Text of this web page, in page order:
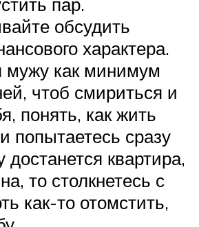
обсудить
характера.
мужу как минимум
чтоб смириться и
понять, как жить
попытаетесь сразу
квартира,
то столкнетесь с
как-то отомстить,